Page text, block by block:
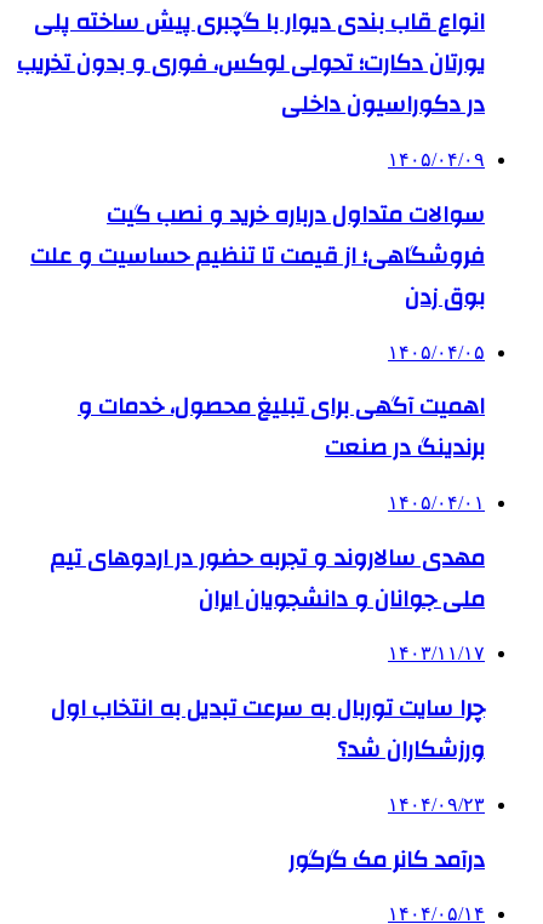
انواع قاب بندی دیوار با گچبری پیش ساخته پلی
یورتان دکارت؛ تحولی لوکس، فوری و بدون تخریب
در دکوراسیون داخلی
۱۴۰۵/۰۴/۰۹
سوالات متداول درباره خرید و نصب گیت
فروشگاهی؛ از قیمت تا تنظیم حساسیت و علت
بوق زدن
۱۴۰۵/۰۴/۰۵
اهمیت آگهی برای تبلیغ محصول، خدمات و
برندینگ در صنعت
۱۴۰۵/۰۴/۰۱
مهدی سالاروند و تجربه حضور در اردوهای تیم
ملی جوانان و دانشجویان ایران
۱۴۰۳/۱۱/۱۷
چرا سایت توربال به ‌سرعت تبدیل به انتخاب اول
ورزشکاران شد؟
۱۴۰۴/۰۹/۲۳
درآمد کانر مک گرگور
۱۴۰۴/۰۵/۱۴